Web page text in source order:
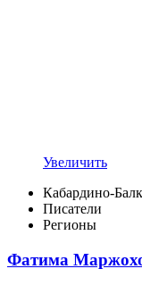
Увеличить
Кабардино-
Писатели
Регионы
Фатима